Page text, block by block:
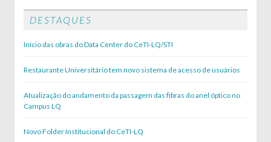
DESTAQUES
Início das obras do Data Center do CeTI-LQ/STI
Restaurante Universitário tem novo sistema de acesso de usuários
Atualização do andamento da passagem das fibras do anel óptico no
Campus LQ
Novo Folder Institucional do CeTI-LQ